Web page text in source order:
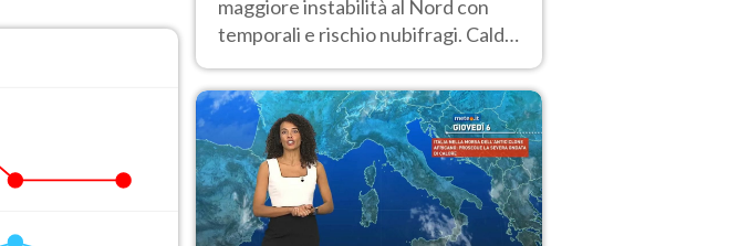
maggiore instabilità al Nord con
temporali e rischio nubifragi. Caldo
previsioni.